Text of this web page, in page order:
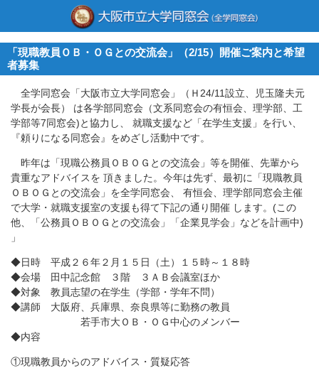
「現職教員ＯＢ・ＯＧとの交流会」（2/15）開催ご案内と希望
者募集
全学同窓会「大阪市立大学同窓会」（Ｈ24/11設立、児玉隆夫元
学長が会長） は各学部同窓会（文系同窓会の有恒会、理学部、工
学部等7同窓会)と協力し、 就職支援など「在学生支援」を行い、
『頼りになる同窓会』をめざし活動中です。
昨年は「現職公務員ＯＢＯＧとの交流会」等を開催、先輩から
貴重なアドバイスを 頂きました。今年は先ず、最初に「現職教員
ＯＢＯＧとの交流会」を全学同窓会、 有恒会、理学部同窓会主催
で大学・就職支援室の支援も得て下記の通り開催 します。(この
他、「公務員ＯＢＯＧとの交流会」「企業見学会」などを計画中)
」
◆日時 平成２６年２月１５日（土）１５時～１８時
◆会場 田中記念館 ３階 ３ＡＢ会議室ほか
◆対象 教員志望の在学生（学部・学年不問）
◆講師 大阪府、兵庫県、奈良県等に勤務の教員
若手市大ＯＢ・ＯＧ中心のメンバー
◆内容
①現職教員からのアドバイス・質疑応答